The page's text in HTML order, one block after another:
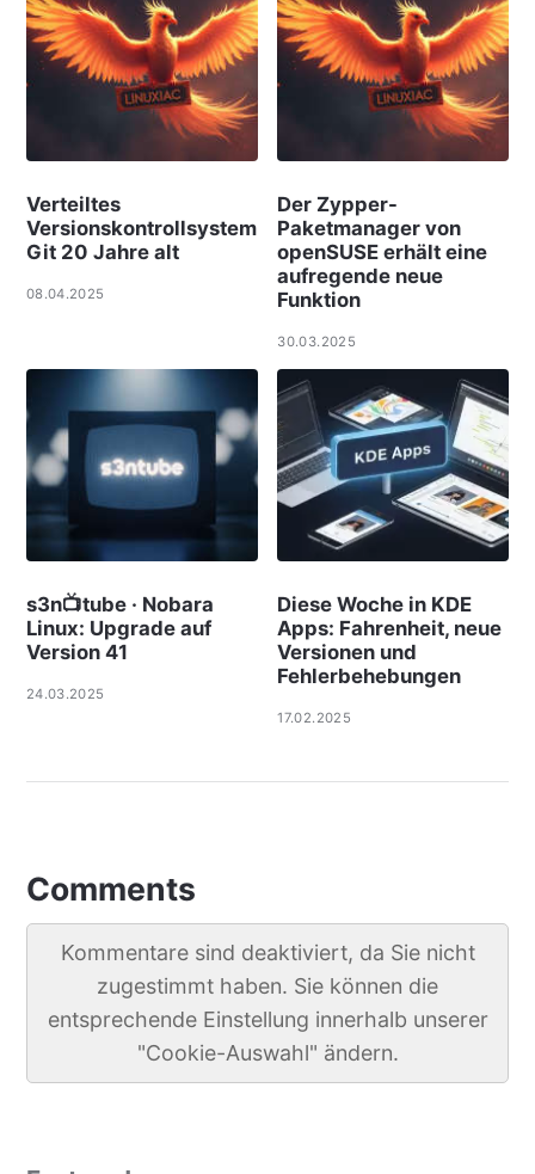
Verteiltes
Versionskontrollsystem
Git 20 Jahre alt
08.04.2025
Der Zypper-
Paketmanager von
openSUSE erhält eine
aufregende neue
Funktion
30.03.2025
s3n📺tube · Nobara
Linux: Upgrade auf
Version 41
24.03.2025
Diese Woche in KDE
Apps: Fahrenheit, neue
Versionen und
Fehlerbehebungen
17.02.2025
Comments
Kommentare sind deaktiviert, da Sie nicht
zugestimmt haben. Sie können die
entsprechende Einstellung innerhalb unserer
"Cookie-Auswahl" ändern.